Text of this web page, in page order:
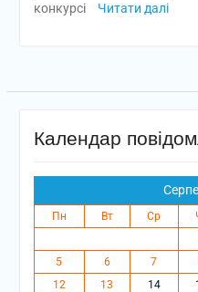
конкурсі
Читати далі
Календар
Пн Вт Ср
5
6 7
12
13 14